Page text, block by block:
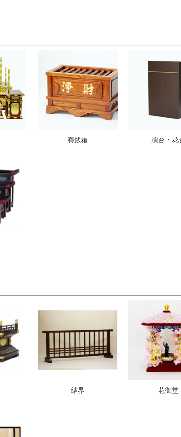
賽銭箱 演台・花
結界 花御堂